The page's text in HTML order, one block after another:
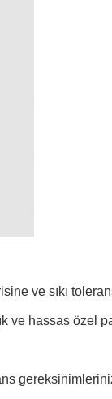
ve sıkı
ve hassas özel